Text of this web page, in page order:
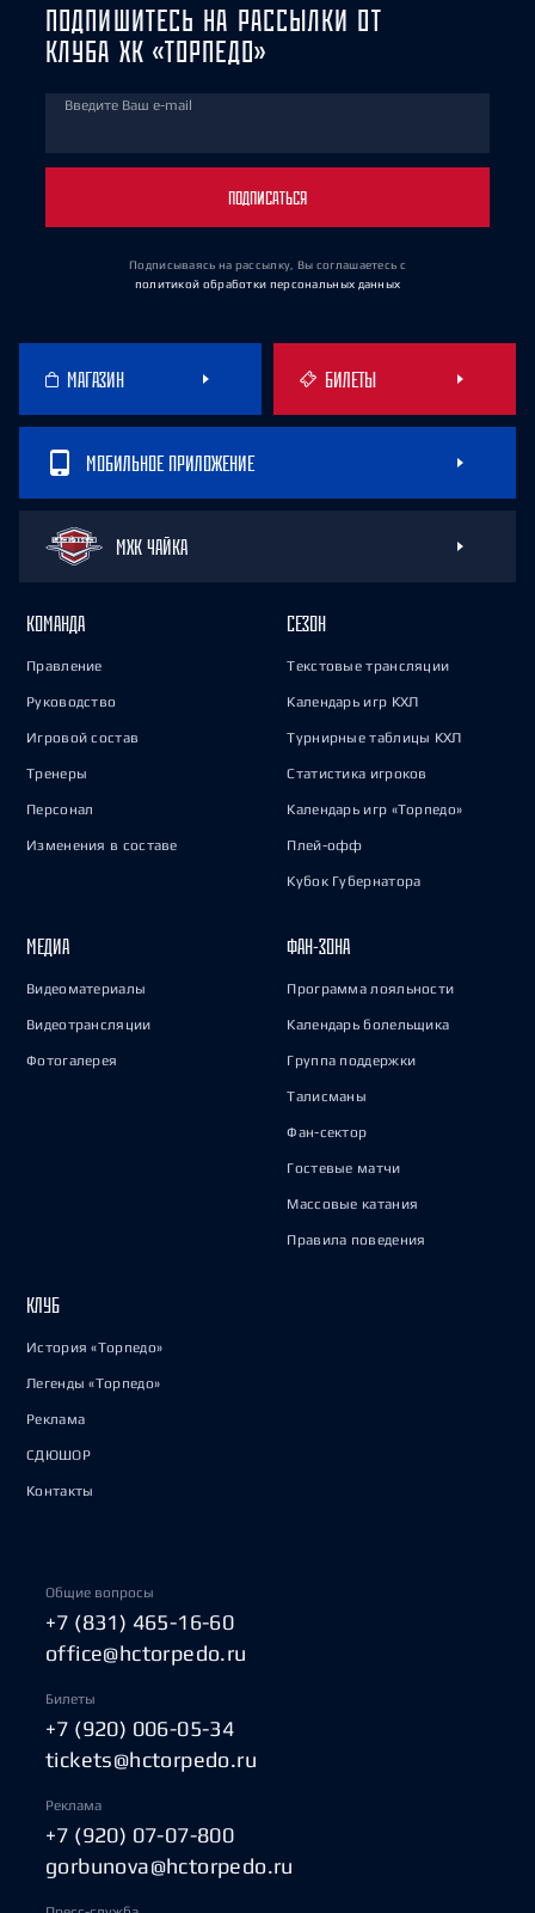
ПОДПИШИТЕСЬ НА РАССЫЛКИ ОТ
КЛУБА ХК «ТОРПЕДО»
Введите Ваш e-mail
ПОДПИСАТЬСЯ
Подписываясь на рассылку, Вы соглашаетесь с
политикой обработки персональных данных
МАГАЗИН БИЛЕТЫ
МОБИЛЬНОЕ ПРИЛОЖЕНИЕ
МХК ЧАЙКА
КОМАНДА
Правление
Руководство
Игровой состав
Тренеры
Персонал
Изменения в составе
СЕЗОН
Текстовые трансляции
Календарь игр КХЛ
Турнирные таблицы КХЛ
Статистика игроков
Календарь игр «Торпедо»
Плей-офф
Кубок Губернатора
МЕДИА
Видеоматериалы
Видеотрансляции
Фотогалерея
ФАН-ЗОНА
Программа лояльности
Календарь болельщика
Группа поддержки
Талисманы
Фан-сектор
Гостевые матчи
Массовые катания
Правила поведения
КЛУБ
История «Торпедо»
Легенды «Торпедо»
Реклама
СДЮШОР
Контакты
Общие вопросы
+7 (831) 465-16-60
office@hctorpedo.ru
Билеты
+7 (920) 006-05-34
tickets@hctorpedo.ru
Реклама
+7 (920) 07-07-800
gorbunova@hctorpedo.ru